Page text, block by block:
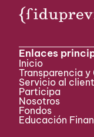
Enlaces
Inicio
Transparencia
Servicio al
Participa ​
Nosotros
Fondos
Educación